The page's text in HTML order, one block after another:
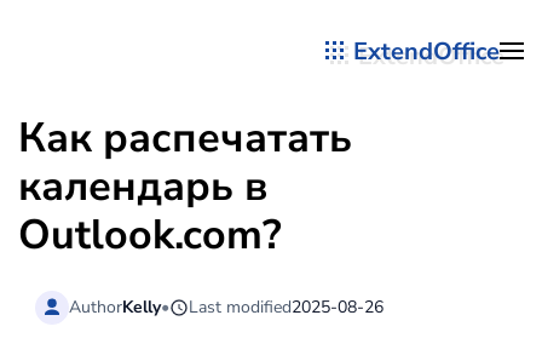
ExtendOffice
Как распечатать
календарь в
Outlook.com?
AuthorKelly• Last modified2025-08-26